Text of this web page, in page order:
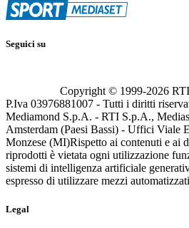
Seguici su
Copyright © 1999-2026
P.Iva 03976881007 - Tutti i diritti
Mediamond S.p.A. - RTI S.p.A.,
Amsterdam (Paesi Bassi) - Uffici Viale
Monzese (MI)Rispetto ai contenuti e ai
riprodotti è vietata ogni utilizzazione
sistemi di intelligenza artificiale
espresso di utilizzare mezzi
Legal